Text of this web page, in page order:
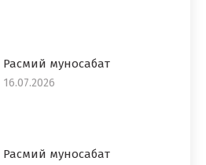
Расмий муносабат
16.07.2026
Расмий муносабат